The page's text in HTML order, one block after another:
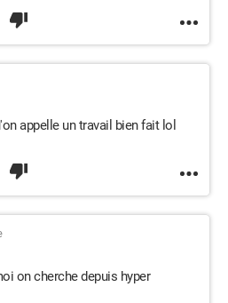
appelle un travail bien fait lol
on cherche depuis hyper